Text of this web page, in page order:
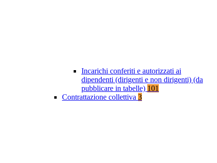
Incarichi conferiti e autorizzati ai
dipendenti (dirigenti e non dirigenti) (da
pubblicare in tabelle) 101
Contrattazione collettiva 3